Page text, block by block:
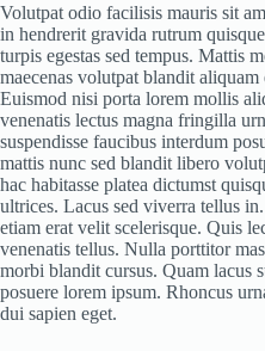
Volutpat odio facilisis mauris sit
in hendrerit gravida rutrum
turpis egestas sed tempus. Mattis
maecenas volutpat blandit
Euismod nisi porta lorem mollis
venenatis lectus magna fringilla
suspendisse faucibus interdum
mattis nunc sed blandit libero
hac habitasse platea dictumst
ultrices. Lacus sed viverra tellus
etiam erat velit scelerisque. Quis
venenatis tellus. Nulla porttitor
morbi blandit cursus. Quam lacus
posuere lorem ipsum. Rhoncus
dui sapien eget.